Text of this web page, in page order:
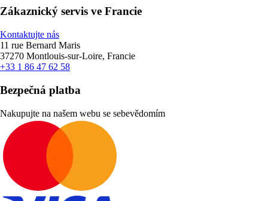
Zákaznický servis ve Francie
Kontaktujte nás
11 rue Bernard Maris
37270 Montlouis-sur-Loire, Francie
+33 1 86 47 62 58
Bezpečná platba
Nakupujte na našem webu se sebevědomím